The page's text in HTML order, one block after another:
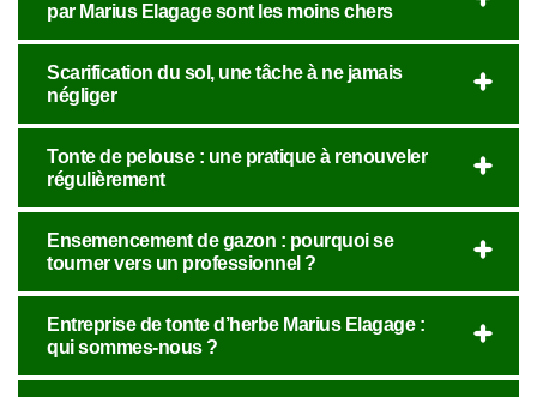
par Marius Elagage sont les moins chers
Scarification du sol, une tâche à ne jamais
négliger
Tonte de pelouse : une pratique à renouveler
régulièrement
Ensemencement de gazon : pourquoi se
tourner vers un professionnel ?
Entreprise de tonte d’herbe Marius Elagage :
qui sommes-nous ?